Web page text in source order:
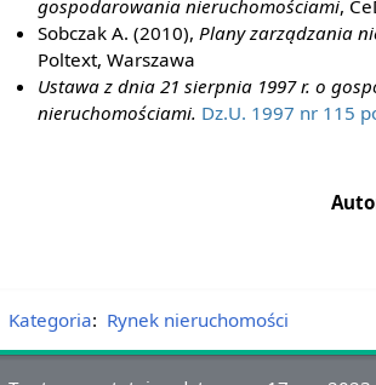
gospodarowania nieruchomościami,
Sobczak A. (2010),Plany zarządzania
Poltext, Warszawa
Ustawa z dnia 21 sierpnia 1997 r. o
nieruchomościami. Dz.U. 1997 nr 115
Kategoria: Rynek nieruchomości